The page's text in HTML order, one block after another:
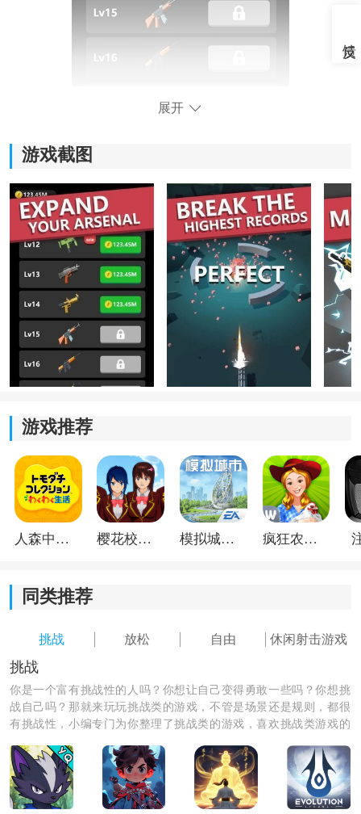
*清新简约的画面风格，让玩家沉浸在橡皮人的可爱世界
中。
*玩家需要收集各种武器，根据敌人的强度恰到好处地选
择火力，才能更好地击败敌人。
*游戏具有解压的射击游戏特点，玩家可以通过射击来释
放压力，享受游戏带来的放松和愉悦。
*丰富多样的关卡设置，每个关卡都有不同的挑战和敌
人，让玩家体验到不同的游戏乐趣。
《恰好的火力》游戏亮点：
受游戏的乐趣。
2.精美细致的画面设计，让玩家能够感受到游戏世界的细
展开
游戏截图
游戏推荐
人森中文版 樱花校园模拟器1.048.00中文版 模拟城市我是巿长联机版 疯狂农场3美国派19
同类推荐
挑战 放松 自由 休闲射击游戏
挑战
你是一个富有挑战性的人吗？你想让自己变得勇敢一些吗？你想挑
战自己吗？那就来玩玩挑战类的游戏，不管是场景还是规则，都很
有挑战性，小编专门为你整理了挑战类的游戏，喜欢挑战类游戏的